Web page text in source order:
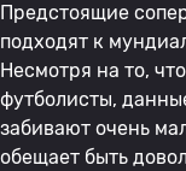
Предстоящие
подходят к
Несмотря на то,
футболисты,
забивают очень
обещает быть